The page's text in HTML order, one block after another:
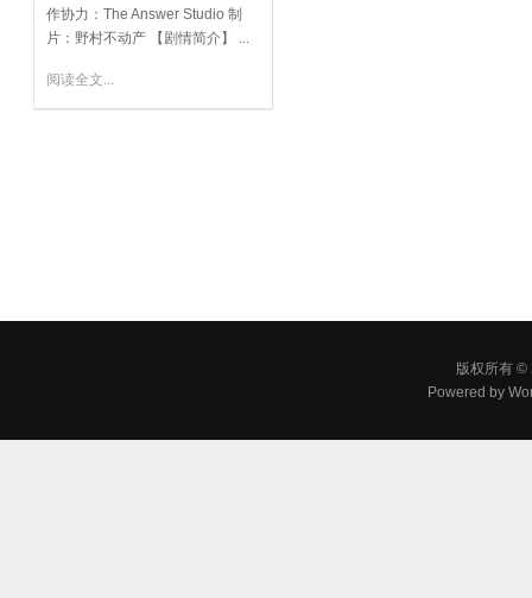
作协力：The Answer Studio 制
片：野村不动产 【剧情简介】 ...
阅读全文...
版权所有
Powered by